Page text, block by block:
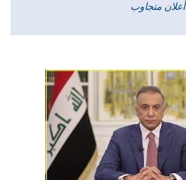
أعلان متجاوب